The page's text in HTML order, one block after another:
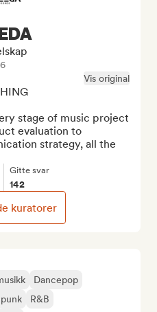
Dancepop
R&B
Vis original
stage of music project
evaluation to
strategy, all the
Gitte svar
142
kuratorer